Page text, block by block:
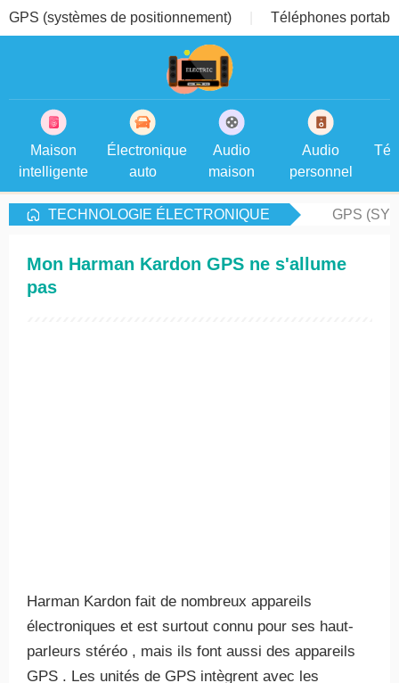
GPS (systèmes de positionnement) Téléphones
Maison
intelligente
Électronique
auto
Audio
maison
Audio
personnel
TECHNOLOGIE ÉLECTRONIQUE GPS
Mon Harman Kardon GPS ne s'allume
pas
Harman Kardon fait de nombreux appareils
électroniques et est surtout connu pour ses haut-
parleurs stéréo , mais ils font aussi des appareils
GPS . Les unités de GPS intègrent avec les